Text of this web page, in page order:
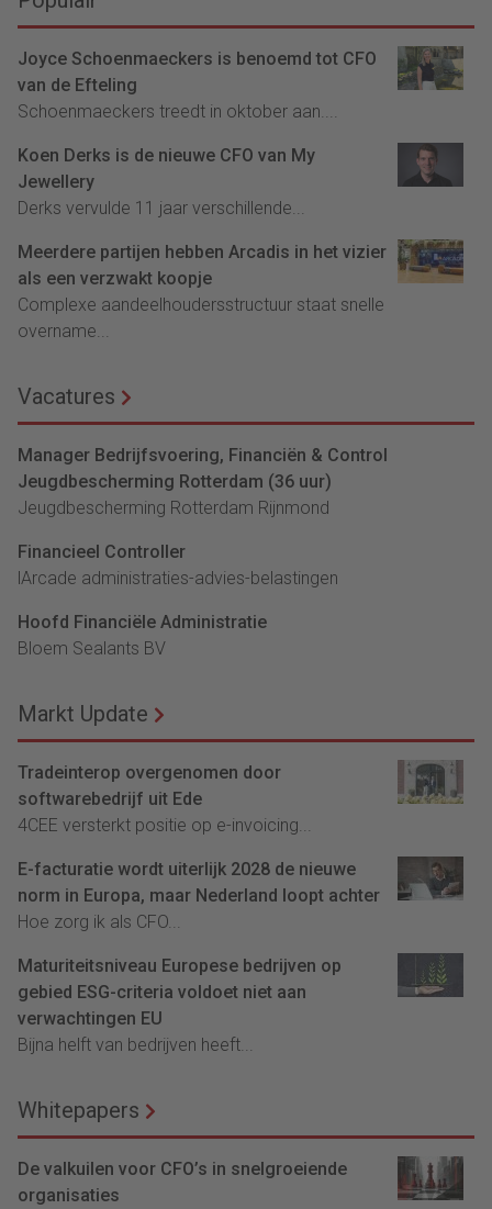
Joyce Schoenmaeckers is benoemd tot CFO
van de Efteling
Schoenmaeckers treedt in oktober aan....
Koen Derks is de nieuwe CFO van My
Jewellery
Derks vervulde 11 jaar verschillende...
Meerdere partijen hebben Arcadis in het vizier
als een verzwakt koopje
Complexe aandeelhoudersstructuur staat snelle
overname...
Vacatures
Manager Bedrijfsvoering, Financiën & Control
Jeugdbescherming Rotterdam (36 uur)
Jeugdbescherming Rotterdam Rijnmond
Financieel Controller
lArcade administraties-advies-belastingen
Hoofd Financiële Administratie
Bloem Sealants BV
Markt Update
Tradeinterop overgenomen door
softwarebedrijf uit Ede
4CEE versterkt positie op e-invoicing...
E-facturatie wordt uiterlijk 2028 de nieuwe
norm in Europa, maar Nederland loopt achter
Hoe zorg ik als CFO...
Maturiteitsniveau Europese bedrijven op
gebied ESG-criteria voldoet niet aan
verwachtingen EU
Bijna helft van bedrijven heeft...
Whitepapers
De valkuilen voor CFO’s in snelgroeiende
organisaties